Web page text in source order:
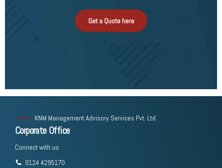
Get a Quote here
KNM Management Advisory Services Pvt. Ltd.
Corporate Office
Connect with us
0124 4295170